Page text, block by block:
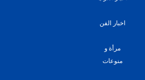
اخبار الفن
مرأة و
منوعات